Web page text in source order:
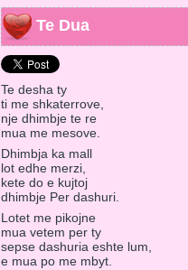
Te Dua
Te desha ty
ti me shkaterrove,
nje dhimbje te re
mua me mesove.
Dhimbja ka mall
lot edhe merzi,
kete do e kujtoj
dhimbje Per dashuri.
Lotet me pikojne
mua vetem per ty
sepse dashuria eshte lum,
e mua po me mbyt.